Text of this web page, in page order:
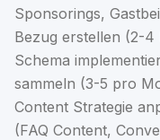
Sponsorings,
Bezug erstellen (2-
Schema
sammeln (3-5 pro
Content Strategie
(FAQ Content,